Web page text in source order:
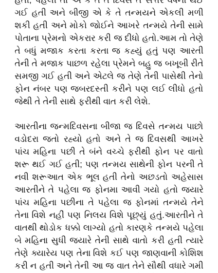
ગઈ હતી અને બીજી એ કે તે તન્મયને એકલી મળી
શકી હતી અને મોકો જોઈને આખરે તન્મયે તેની સામે
પોતાના પ્રેમનો એકરાર કરી જ દીધો હતો.આમ તો તેણે
તે બધું મજાક કરતા કરતા જ કહ્યું હતું પણ આરતી
તેની તે મજાક પાછળ રહેલા પ્રેમને બહુ જ બખૂબી રીતે
સમજી ગઈ હતી અને એટલે જ તેણે તેની પાસેથી તેનો
ફોન નંબર પણ જબરદસ્તી કરીને પણ લઈ લીધો હતો
જેથી તે તેની સાથે ફરીથી વાત કરી લેશે.
આરતીના જન્મદિવસના બીજા જ દિવસે તન્મય પાછો
વડોદરા જતો રહ્યો હતો અને તે જ દિવસથી આખરે
પાંચ મહિના પછી તે બંને વચ્ચે ફરીથી ફોન પર વાતો
શરૂ થઈ ગઈ હતી; પણ તન્મય સાથેની ફોન પરની તે
નવી શરૂઆત એક ભૂલ હતી તેનો અછડતો અહેસાસ
આરતીને તે પહેલા જ ફોનમા આવી ગયો હતો જ્યારે
પાંચ મહિના પછીના તે પહેલા જ ફોનમાં તન્મયે તેને
તેના વિશે નહીં પણ નિલય વિશે પૂછ્યું હતું.આરતીને તે
વાતથી થોડોક ધક્કો લાગ્યો હતો કારણકે તન્મયે પહેલા
બે મહિના સુધી જ્યારે તેની સાથે વાતો કરી હતી ત્યારે
તેણે ક્યારેય પણ તેના વિશે કઈ પણ જાણવાની કોશિશ
કરી ન હતી અને તેની આ જ વાત તેને સૌથી વધારે ગમી